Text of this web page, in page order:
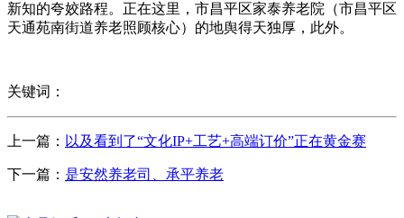
新知的夸姣路程。正在这里，市昌平区家泰养老院（市昌平区
天通苑南街道养老照顾核心）的地舆得天独厚，此外。
关键词：
上一篇： 以及看到了“文化IP+工艺+高端订价”正在黄金赛
下一篇： 是安然养老司、承平养老